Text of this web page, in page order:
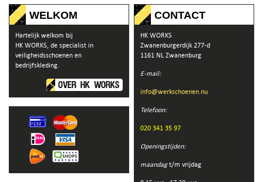
WELKOM
Hartelijk welkom bij
HK WORKS, de specialist in
veiligheidsschoenen en
bedrijfskleding.
OVER HK WORKS
CONTACT
HK WORKS
Zwanenburgerdijk 277-d
1161 NL Zwanenburg
E-mail:
info@werkschoenen.nu
Telefoon:
020 341 35 97
Openingstijden:
maandagt/m vrijdag